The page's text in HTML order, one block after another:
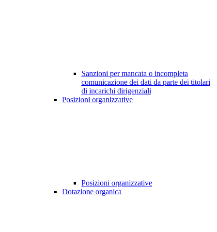
Sanzioni per mancata o incompleta
comunicazione dei dati da parte dei titolari
di incarichi dirigenziali
Posizioni organizzative
Posizioni organizzative
Dotazione organica